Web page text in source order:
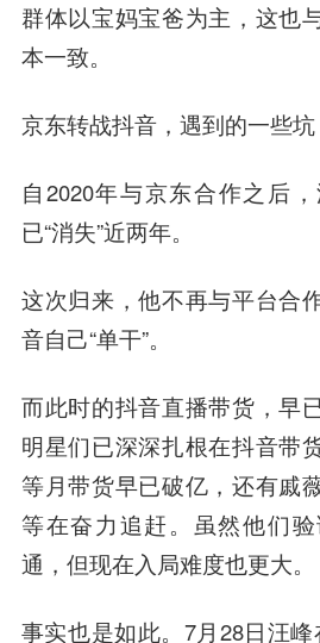
群体以宝妈宝爸为主，这也
本一致。
京东转战抖音，遇到的一些坑
自2020年与京东合作之后
已“消失”近两年。
这次归来，他不再与平台合
音自己“单干”。
而此时的抖音直播带货，早
明星们已深深扎根在抖音带
等月带货早已破亿，还有戚
等在奋力追赶。虽然他们
通，但现在入局难度也更大。
事实也是如此。7月28日汪